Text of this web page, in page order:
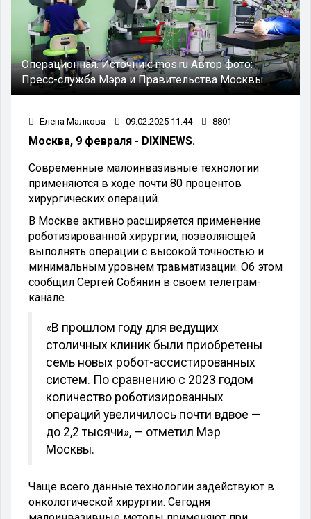
Операционная.Источник:mos.ruАвтор фото:
Пресс-служба Мэра и Правительства Москвы
Елена Малкова 09.02.2025 11:44 8801
Москва, 9 февраля - DIXINEWS.
Современные малоинвазивные технологии
применяются в ходе почти 80 процентов
хирургических операций.
В Москве активно расширяется применение
роботизированной хирургии, позволяющей
выполнять операции с высокой точностью и
минимальным уровнем травматизации. Об этом
сообщил Сергей Собянин в своем телеграм-
канале.
«В прошлом году для ведущих
столичных клиник были приобретены
семь новых робот-ассистированных
систем. По сравнению с 2023 годом
количество роботизированных
операций увеличилось почти вдвое —
до 2,2 тысячи», — отметил Мэр
Москвы.
Чаще всего данные технологии задействуют в
онкологической хирургии. Сегодня